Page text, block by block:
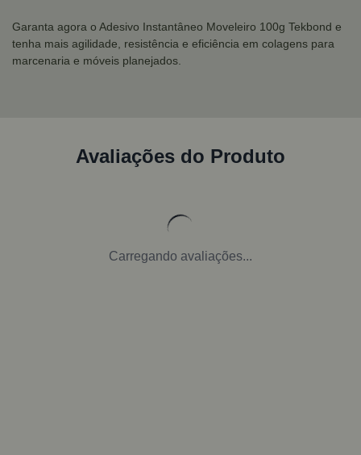
Garanta agora o Adesivo Instantâneo Moveleiro 100g Tekbond e
tenha mais agilidade, resistência e eficiência em colagens para
marcenaria e móveis planejados.
Avaliações do Produto
Carregando avaliações...